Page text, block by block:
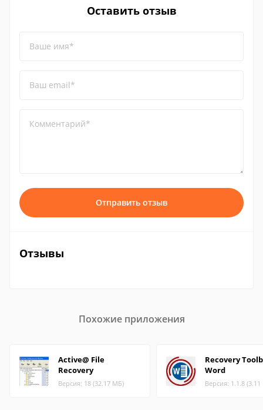
Оставить отзыв
Ваше имя*
Ваш email*
Комментарий*
Отправить отзыв
Отзывы
Похожие приложения
Active@ File
Recovery
Версия: 18 (32.17 МБ)
Recovery
Word
Версия: 1.1.8